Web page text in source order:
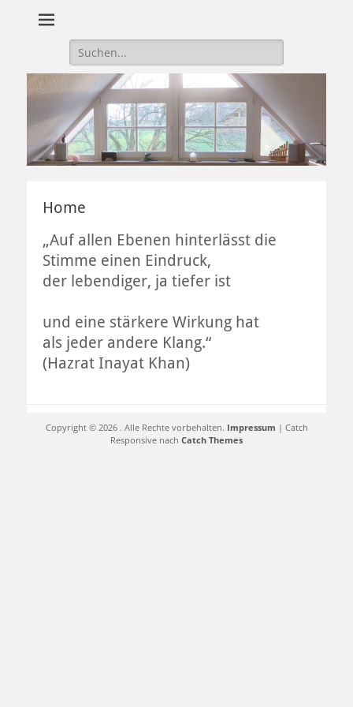
Suche
nach:
Home
„Auf allen Ebenen hinterlässt die
Stimme einen Eindruck,
der lebendiger, ja tiefer ist
und eine stärkere Wirkung hat
als jeder andere Klang.“
(Hazrat Inayat Khan)
Copyright © 2026 . Alle Rechte vorbehalten. Impressum | Catch
Responsive nach Catch Themes